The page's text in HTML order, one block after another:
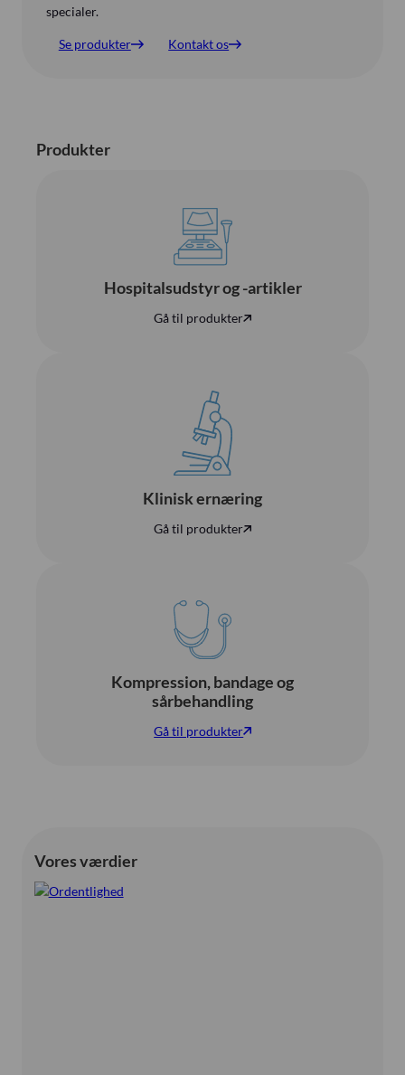
specialer.
Se produkter Kontakt os
Produkter
Hospitalsudstyr og -artikler
Gå til produkter
Klinisk ernæring
Gå til produkter
Kompression, bandage og
sårbehandling
Gå til produkter
Vores værdier